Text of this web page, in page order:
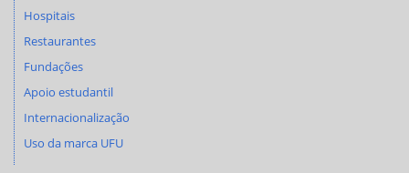
Hospitais
Restaurantes
Fundações
Apoio estudantil
Internacionalização
Uso da marca UFU